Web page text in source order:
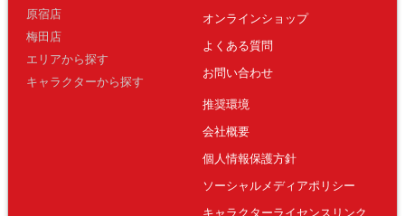
原宿店
梅田店
エリアから探す
キャラクターから探す
オンラインショップ
よくある質問
お問い合わせ
推奨環境
会社概要
個人情報保護方針
ソーシャルメディアポリシー
キャラクターライセンスリンク